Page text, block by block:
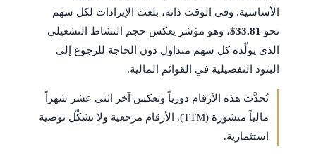
الأساسية. وفي الوقت ذاته، بلغت الإيرادات لكل سهم
نحو $33.81، وهو مؤشر يعكس حجم النشاط التشغيلي
الذي يولّده كل سهم متداول دون الحاجة للرجوع إلى
البنود التفصيلية في القوائم المالية.
تُحدَّث هذه الأرقام دورياً وتعكس آخر اثني عشر شهراً
مالياً منشورة (TTM). الأرقام مرجعية ولا تشكّل توصية
استثمارية.